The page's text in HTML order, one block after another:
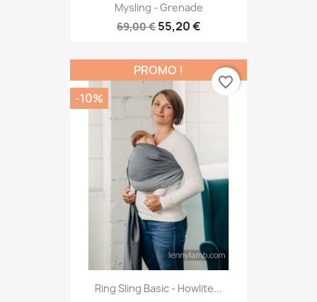
Mysling - Grenade
69,00 € 55,20 €
Ring Sling Basic - Howlite...
PROMO !
-10%
favorite_border